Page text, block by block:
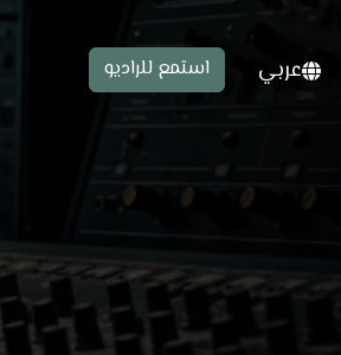
عربي استمع للراديو